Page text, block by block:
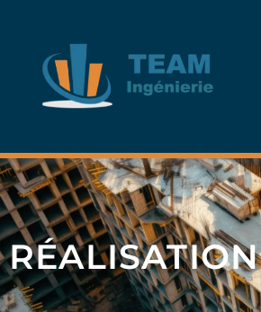
RÉALISATION